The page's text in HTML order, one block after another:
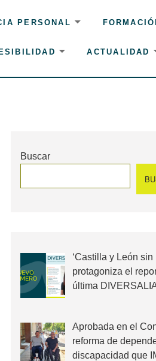
PERSONAL
ACTUALIDAD
Buscar
‘Castilla y León sin
protagoniza el
última
Aprobada en el
reforma de
discapacidad que